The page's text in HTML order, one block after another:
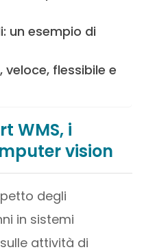
un esempio di
veloce, flessibile e
WMS, i
vision
degli
in sistemi
attività di